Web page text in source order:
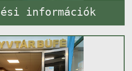
információk